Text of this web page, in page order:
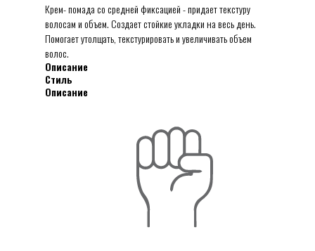
Крем- помада со средней фиксацией - придает текстуру
волосам и объем. Создает стойкие укладки на весь день.
Помогает утолщать, текстурировать и увеличивать объем
волос.
Описание
Стиль
Описание